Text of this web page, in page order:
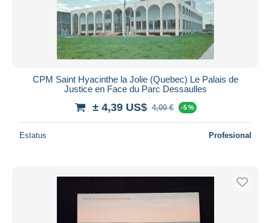
CPM Saint Hyacinthe la Jolie (Quebec) Le Palais de
Justice en Face du Parc Dessaulles
± 4,39 US$ 4,00 € -5 %
Estatus Profesional